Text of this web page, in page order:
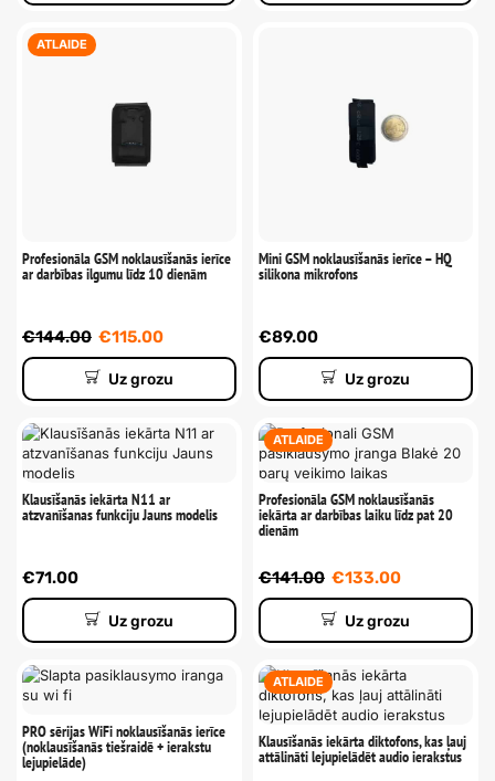
ATLAIDE
Profesionāla GSM noklausīšanās ierīce
ar darbības ilgumu līdz 10 dienām
€144.00 €115.00
Uz grozu
Mini GSM noklausīšanās ierīce – HQ
silikona mikrofons
€89.00
Uz grozu
Klausīšanās iekārta N11 ar
atzvanīšanas funkciju Jauns modelis
€71.00
Uz grozu
ATLAIDE
Profesionāla GSM noklausīšanās
iekārta ar darbības laiku līdz pat 20
dienām
€141.00 €133.00
Uz grozu
PRO sērijas WiFi noklausīšanās ierīce
(noklausīšanās tiešraidē + ierakstu
lejupielāde)
ATLAIDE
Klausīšanās iekārta diktofons, kas ļauj
attālināti lejupielādēt audio ierakstus